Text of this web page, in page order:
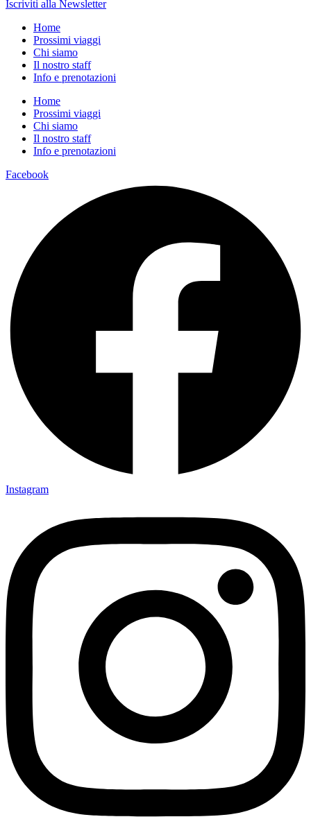
Iscriviti alla Newsletter
Home
Prossimi viaggi
Chi siamo
Il nostro staff
Info e prenotazioni
Home
Prossimi viaggi
Chi siamo
Il nostro staff
Info e prenotazioni
Facebook
Instagram